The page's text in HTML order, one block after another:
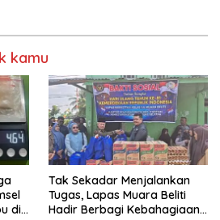
kamu
di
Tak Sekadar Menjalankan
Tugas, Lapas Muara Beliti
Hadir Berbagi Kebahagiaan